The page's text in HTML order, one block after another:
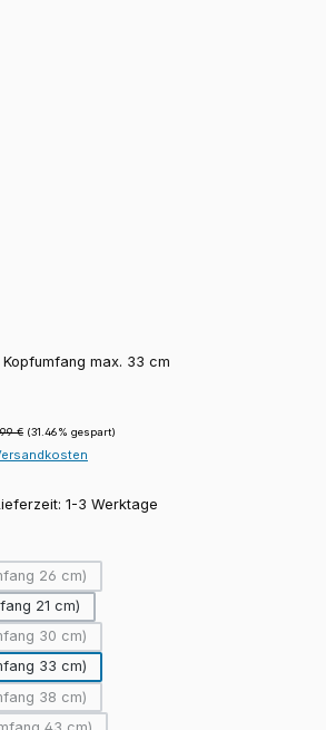
max. 33 cm
Preis:
€ (31.46% gespart)
1-3 Werktage
26 cm)
Option ist zurzeit nicht verfügbar.)
21 cm)
30 cm)
Option ist zurzeit nicht verfügbar.)
33 cm)
38 cm)
Option ist zurzeit nicht verfügbar.)